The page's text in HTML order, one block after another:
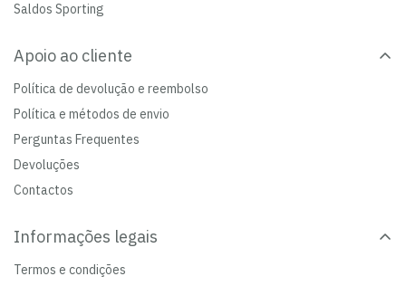
Saldos Sporting
Apoio ao cliente
Política de devolução e reembolso
Política e métodos de envio
Perguntas Frequentes
Devoluções
Contactos
Informações legais
Termos e condições